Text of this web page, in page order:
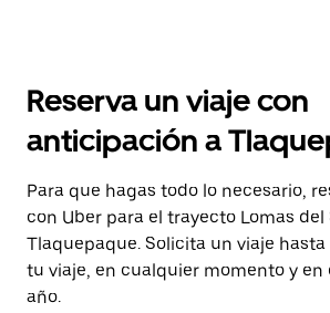
el
y
selecciona
una
fecha.
Presiona
la
tecla Esc
para
cerrar
Reserva un viaje con
anticipación a
Para que hagas todo lo necesario,
con Uber para el trayecto Lomas del
Tlaquepaque. Solicita un viaje
tu viaje, en cualquier momento y en
año.